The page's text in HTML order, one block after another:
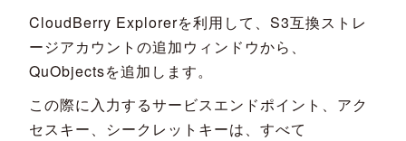
CloudBerry Explorerを利用して、S3互換ストレ
ージアカウントの追加ウィンドウから、
QuObjectsを追加します。
この際に入力するサービスエンドポイント、アク
セスキー、シークレットキーは、すべて